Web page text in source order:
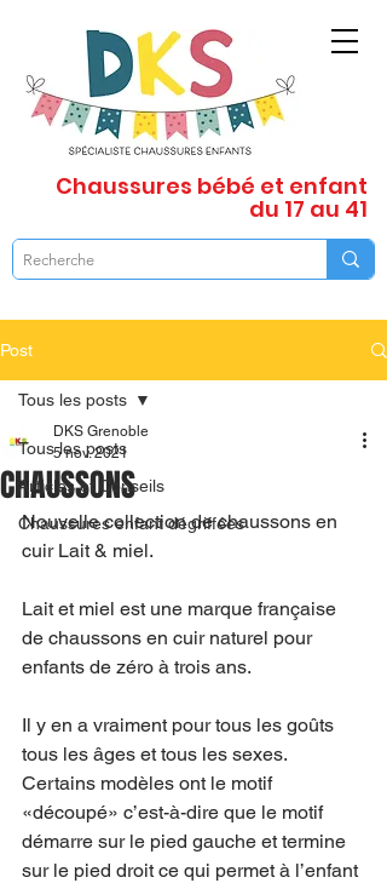
Chaussures bébé et enfant
du 17 au 41
Post
Tous les posts
Articles et Conseils
Chaussures enfant dégriffées
Tous les posts
CHAUSSONS
DKS Grenoble
5 nov. 2021
Nouvelle collection de chaussons en
cuir Lait & miel.
Lait et miel est une marque française
de chaussons en cuir naturel pour
enfants de zéro à trois ans.
Il y en a vraiment pour tous les goûts
tous les âges et tous les sexes.
Certains modèles ont le motif
«découpé» c’est-à-dire que le motif
démarre sur le pied gauche et termine
sur le pied droit ce qui permet à l’enfant